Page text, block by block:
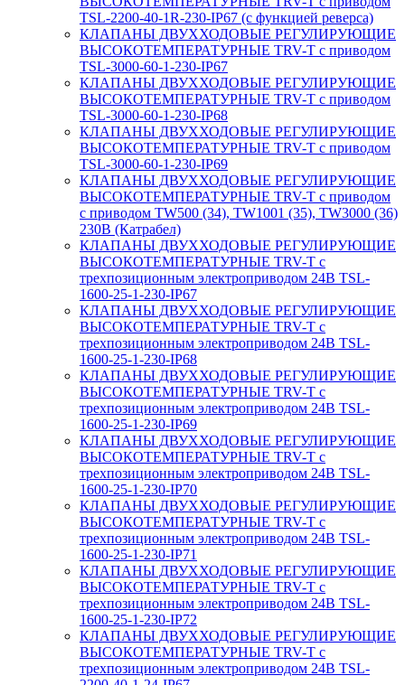
TSL-2200-40-1R-230-IP67 (с функцией реверса)
КЛАПАНЫ ДВУХХОДОВЫЕ РЕГУЛИРУЮЩИЕ
ВЫСОКОТЕМПЕРАТУРНЫЕ TRV-T с приводом
TSL-3000-60-1-230-IP67
КЛАПАНЫ ДВУХХОДОВЫЕ РЕГУЛИРУЮЩИЕ
ВЫСОКОТЕМПЕРАТУРНЫЕ TRV-T с приводом
TSL-3000-60-1-230-IP68
КЛАПАНЫ ДВУХХОДОВЫЕ РЕГУЛИРУЮЩИЕ
ВЫСОКОТЕМПЕРАТУРНЫЕ TRV-T с приводом
TSL-3000-60-1-230-IP69
КЛАПАНЫ ДВУХХОДОВЫЕ РЕГУЛИРУЮЩИЕ
ВЫСОКОТЕМПЕРАТУРНЫЕ TRV-T с приводом
с приводом TW500 (34), TW1001 (35), TW3000 (36)
230В (Катрабел)
КЛАПАНЫ ДВУХХОДОВЫЕ РЕГУЛИРУЮЩИЕ
ВЫСОКОТЕМПЕРАТУРНЫЕ TRV-T с
трехпозиционным электроприводом 24В TSL-
1600-25-1-230-IP67
КЛАПАНЫ ДВУХХОДОВЫЕ РЕГУЛИРУЮЩИЕ
ВЫСОКОТЕМПЕРАТУРНЫЕ TRV-T с
трехпозиционным электроприводом 24В TSL-
1600-25-1-230-IP68
КЛАПАНЫ ДВУХХОДОВЫЕ РЕГУЛИРУЮЩИЕ
ВЫСОКОТЕМПЕРАТУРНЫЕ TRV-T с
трехпозиционным электроприводом 24В TSL-
1600-25-1-230-IP69
КЛАПАНЫ ДВУХХОДОВЫЕ РЕГУЛИРУЮЩИЕ
ВЫСОКОТЕМПЕРАТУРНЫЕ TRV-T с
трехпозиционным электроприводом 24В TSL-
1600-25-1-230-IP70
КЛАПАНЫ ДВУХХОДОВЫЕ РЕГУЛИРУЮЩИЕ
ВЫСОКОТЕМПЕРАТУРНЫЕ TRV-T с
трехпозиционным электроприводом 24В TSL-
1600-25-1-230-IP71
КЛАПАНЫ ДВУХХОДОВЫЕ РЕГУЛИРУЮЩИЕ
ВЫСОКОТЕМПЕРАТУРНЫЕ TRV-T с
трехпозиционным электроприводом 24В TSL-
1600-25-1-230-IP72
КЛАПАНЫ ДВУХХОДОВЫЕ РЕГУЛИРУЮЩИЕ
ВЫСОКОТЕМПЕРАТУРНЫЕ TRV-T с
трехпозиционным электроприводом 24В TSL-